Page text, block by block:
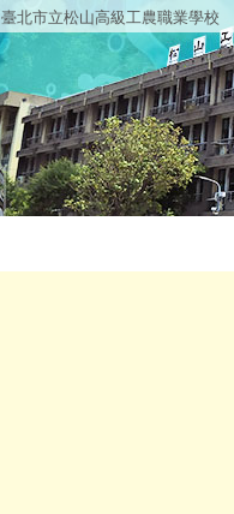
臺北市立松山高級工農職業學校